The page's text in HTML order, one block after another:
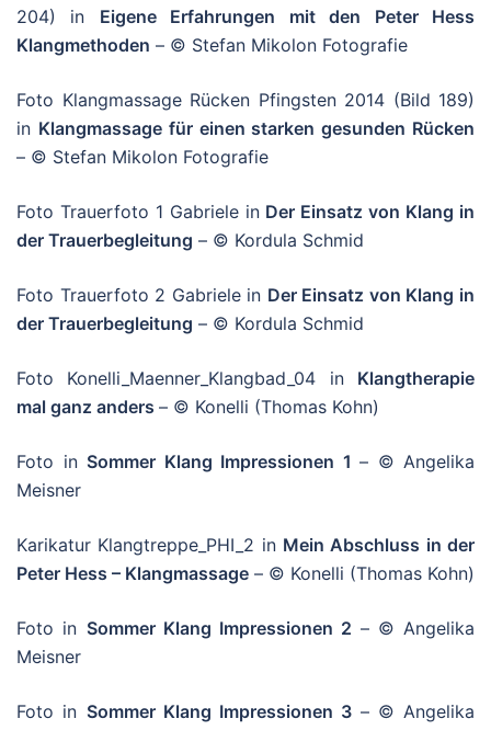
204) in Eigene Erfahrungen mit den Peter Hess
Klangmethoden – © Stefan Mikolon Fotografie
Foto Klangmassage Rücken Pfingsten 2014 (Bild 189)
in Klangmassage für einen starken gesunden Rücken
– © Stefan Mikolon Fotografie
Foto Trauerfoto 1 Gabriele in Der Einsatz von Klang in
der Trauerbegleitung – © Kordula Schmid
Foto Trauerfoto 2 Gabriele in Der Einsatz von Klang in
der Trauerbegleitung – © Kordula Schmid
Foto Konelli_Maenner_Klangbad_04 in Klangtherapie
mal ganz anders – © Konelli (Thomas Kohn)
Foto in Sommer Klang Impressionen 1 – © Angelika
Meisner
Karikatur Klangtreppe_PHI_2 in Mein Abschluss in der
Peter Hess – Klangmassage – © Konelli (Thomas Kohn)
Foto in Sommer Klang Impressionen 2 – © Angelika
Meisner
Foto in Sommer Klang Impressionen 3 – © Angelika